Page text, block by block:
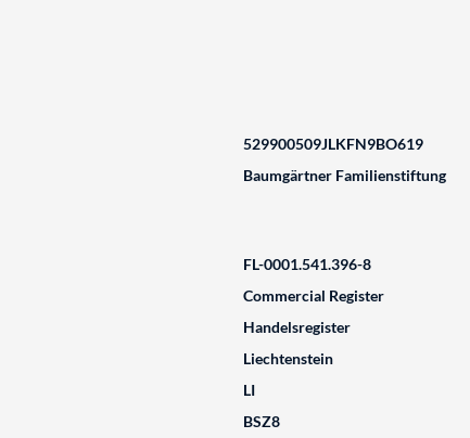
529900509JLKFN9BO619
Baumgärtner Familienstiftung
FL-0001.541.396-8
Commercial Register
Handelsregister
Liechtenstein
LI
BSZ8